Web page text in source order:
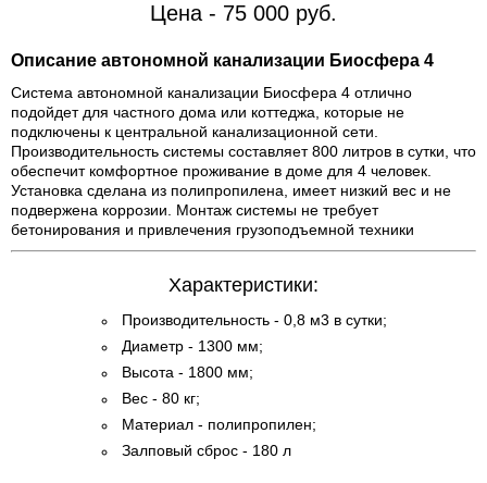
Цена - 75 000 руб.
Описание автономной канализации Биосфера 4
Система автономной канализации Биосфера 4 отлично
подойдет для частного дома или коттеджа, которые не
подключены к центральной канализационной сети.
Производительность системы составляет 800 литров в сутки, что
обеспечит комфортное проживание в доме для 4 человек.
Установка сделана из полипропилена, имеет низкий вес и не
подвержена коррозии. Монтаж системы не требует
бетонирования и привлечения грузоподъемной техники
Характеристики:
Производительность - 0,8 м3 в сутки;
Диаметр - 1300 мм;
Высота - 1800 мм;
Вес - 80 кг;
Материал - полипропилен;
Залповый сброс - 180 л